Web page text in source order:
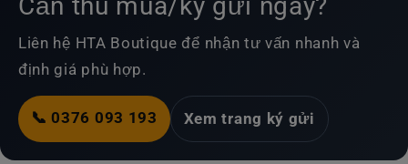
Liên hệ HTA Boutique để nhận tư vấn nhanh và
định giá phù hợp.
📞 0376 093 193 Xem trang ký gửi